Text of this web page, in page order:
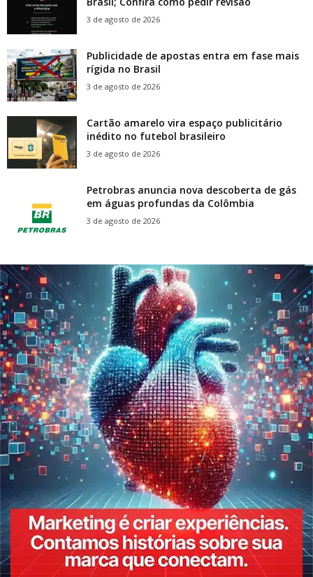
3 de agosto de 2026
Publicidade de apostas entra em fase mais
rígida no Brasil
3 de agosto de 2026
Cartão amarelo vira espaço publicitário
inédito no futebol brasileiro
3 de agosto de 2026
Petrobras anuncia nova descoberta de gás
em águas profundas da Colômbia
3 de agosto de 2026